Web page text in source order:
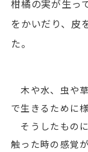
柑橘の実が生っ
をかいだり、皮
た。
木や水、虫や
で生きるために
そうしたもの
触った時の感覚